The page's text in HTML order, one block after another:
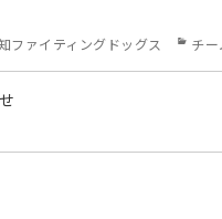
ファイティングドッグス チー